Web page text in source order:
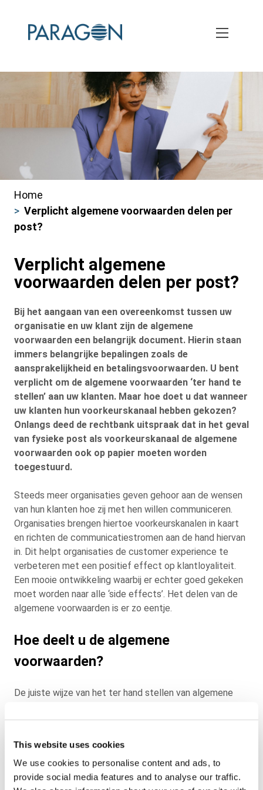
This website uses cookies
We use cookies to personalise content and ads, to
provide social media features and to analyse our traffic.
Kruimelpad
Home
Verplicht algemene voorwaarden delen per
post?
Verplicht algemene
voorwaarden delen per post?
Bij het aangaan van een overeenkomst tussen uw
organisatie en uw klant zijn de algemene
voorwaarden een belangrijk document. Hierin staan
immers belangrijke bepalingen zoals de
aansprakelijkheid en betalingsvoorwaarden. U bent
verplicht om de algemene voorwaarden ‘ter hand te
stellen’ aan uw klanten. Maar hoe doet u dat wanneer
uw klanten hun voorkeurskanaal hebben gekozen?
Onlangs deed de rechtbank uitspraak dat in het geval
van fysieke post als voorkeurskanaal de algemene
voorwaarden ook op papier moeten worden
toegestuurd.
Steeds meer organisaties geven gehoor aan de wensen
van hun klanten hoe zij met hen willen communiceren.
Organisaties brengen hiertoe voorkeurskanalen in kaart
en richten de communicatiestromen aan de hand hiervan
in. Dit helpt organisaties de customer experience te
verbeteren met een positief effect op klantloyaliteit.
Een mooie ontwikkeling waarbij er echter goed gekeken
moet worden naar alle ‘side effects’. Het delen van de
algemene voorwaarden is er zo eentje.
Hoe deelt u de algemene
voorwaarden?
De juiste wijze van het ter hand stellen van algemene
overeenkomst wordt gesloten. Zo kunnen de algemene
overeenkomst tot stand komt via het internet of
wanneer de klant hiermee akkoord is gegaan. De
algemene voorwaarden mogen op de website geplaatst